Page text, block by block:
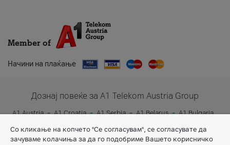
Member of
Начини на плаќање
Дознај повеќе за A1 Telekom Austria Group
A1 Austria A1 Croatia A1 Serbia A1 Belarus
A1 Bulgaria
A1 Slovenia
A1 Digital
Со кликање на копчето "Се согласувам", се согласувате да
зачуваме колачиња за да го подобриме Вашето корисничко